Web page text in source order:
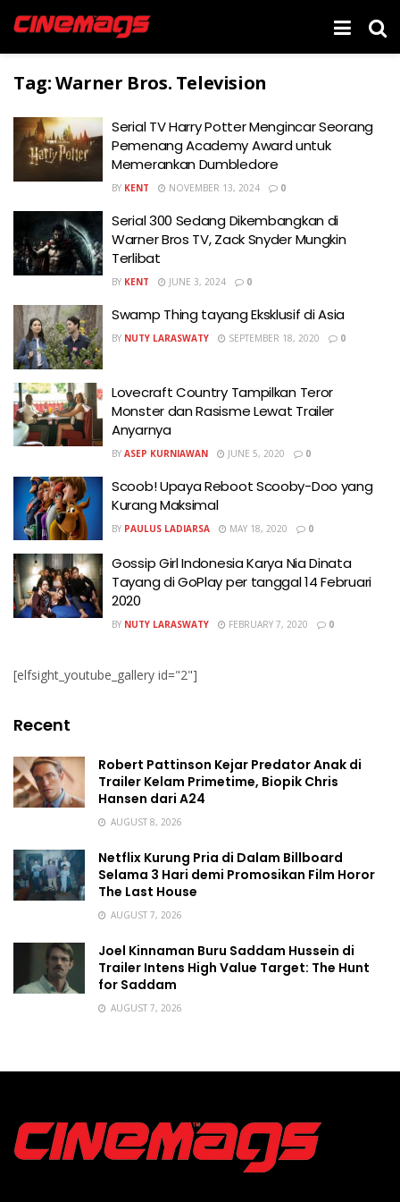
Tag:Warner Bros. Television
Serial TV Harry Potter Mengincar Seorang
Pemenang Academy Award untuk
Memerankan Dumbledore
BY KENT NOVEMBER 13, 2024 0
Serial 300 Sedang Dikembangkan di
Warner Bros TV, Zack Snyder Mungkin
Terlibat
BY KENT JUNE 3, 2024 0
Swamp Thing tayang Eksklusif di Asia
BY NUTY LARASWATY SEPTEMBER 18, 2020 0
Lovecraft Country Tampilkan Teror
Monster dan Rasisme Lewat Trailer
Anyarnya
BY ASEP KURNIAWAN JUNE 5, 2020 0
Scoob! Upaya Reboot Scooby-Doo yang
Kurang Maksimal
BY PAULUS LADIARSA MAY 18, 2020 0
Gossip Girl Indonesia Karya Nia Dinata
Tayang di GoPlay per tanggal 14 Februari
2020
BY NUTY LARASWATY FEBRUARY 7, 2020 0
[elfsight_youtube_gallery id="2"]
Recent
Robert Pattinson Kejar Predator Anak di
Trailer Kelam Primetime, Biopik Chris
Hansen dari A24
AUGUST 8, 2026
Netflix Kurung Pria di Dalam Billboard
Selama 3 Hari demi Promosikan Film Horor
The Last House
AUGUST 7, 2026
Joel Kinnaman Buru Saddam Hussein di
Trailer Intens High Value Target: The Hunt
for Saddam
AUGUST 7, 2026